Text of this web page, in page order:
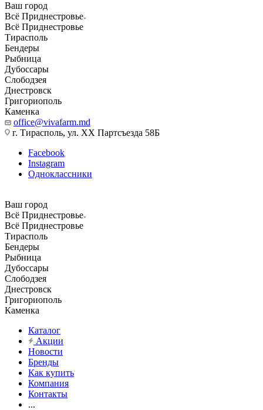
Ваш город
Всё Приднестровье
Всё Приднестровье
Тирасполь
Бендеры
Рыбница
Дубоссары
Слободзея
Днестровск
Григориополь
Каменка
office@vivafarm.md
г. Тирасполь, ул. ХХ Партсъезда 58Б
Facebook
Instagram
Одноклассники
Ваш город
Всё Приднестровье
Всё Приднестровье
Тирасполь
Бендеры
Рыбница
Дубоссары
Слободзея
Днестровск
Григориополь
Каменка
Каталог
Акции
Новости
Бренды
Как купить
Компания
Контакты
...